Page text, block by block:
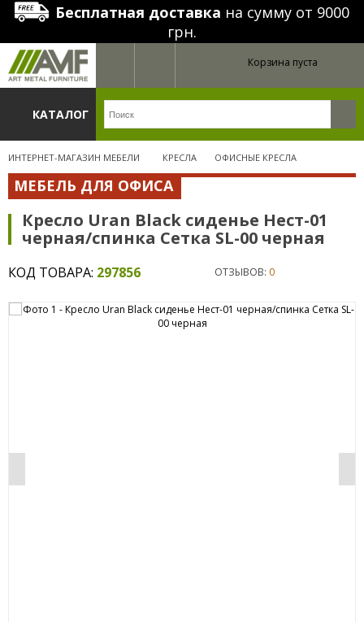
Бесплатная доставка на сумму от 9000
грн.
Корзина пуста
КАТАЛОГ
ИНТЕРНЕТ-МАГАЗИН МЕБЕЛИ КРЕСЛА ОФИСНЫЕ КРЕСЛА
МЕБЕЛЬ ДЛЯ ОФИСА
Кресло Uran Black сиденье Нест-01
черная/спинка Сетка SL-00 черная
КОД ТОВАРА: 297856 ОТЗЫВОВ: 0